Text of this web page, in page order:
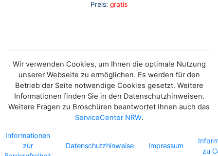
Preis: gratis
Wir verwenden Cookies, um Ihnen die optimale Nutzung
unserer Webseite zu ermöglichen. Es werden für den
Betrieb der Seite notwendige Cookies gesetzt. Weitere
Informationen finden Sie in den Datenschutzhinweisen.
Weitere Fragen zu Broschüren beantwortet Ihnen auch das
ServiceCenter NRW.
Informationen
zur
Datenschutzhinweise Impressum
zu